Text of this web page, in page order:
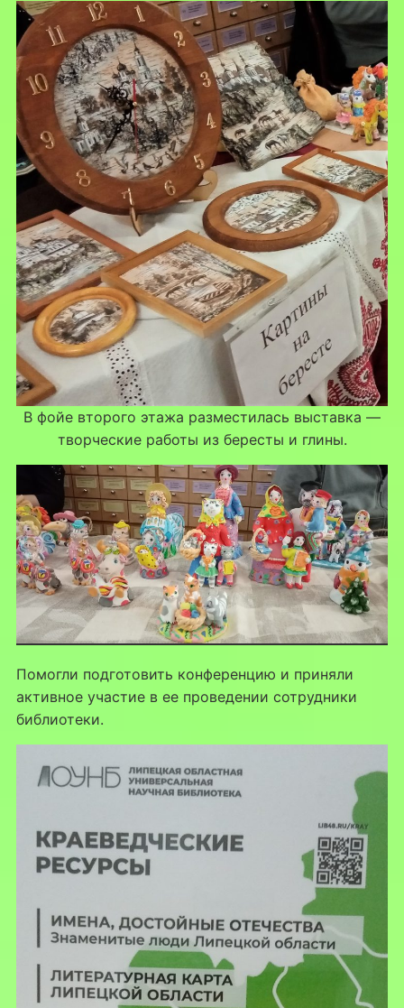
В фойе второго этажа разместилась выставка —
творческие работы из бересты и глины.
Помогли подготовить конференцию и приняли
активное участие в ее проведении сотрудники
библиотеки.